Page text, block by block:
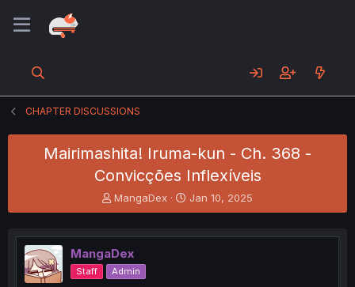
CHAPTER DISCUSSIONS
Mairimashita! Iruma-kun - Ch. 368 -
Convicções Inflexíveis
T
h
e
a
d
s
MangaDex
S
t
r
Jan 10, 2025
MangaDex
Staff Admin